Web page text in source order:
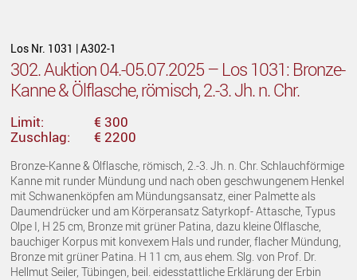
Los Nr. 1031 | A302-1
302. Auktion 04.-05.07.2025 – Los 1031: Bronze-
Kanne & Ölflasche, römisch, 2.-3. Jh. n. Chr.
Limit:
€ 300
Zuschlag:
€ 2200
Bronze-Kanne & Ölflasche, römisch, 2.-3. Jh. n. Chr. Schlauchförmige
Kanne mit runder Mündung und nach oben geschwungenem Henkel
mit Schwanenköpfen am Mündungsansatz, einer Palmette als
Daumendrücker und am Körperansatz Satyrkopf- Attasche, Typus
Olpe I, H 25 cm, Bronze mit grüner Patina, dazu kleine Ölflasche,
bauchiger Korpus mit konvexem Hals und runder, flacher Mündung,
Bronze mit grüner Patina. H 11 cm, aus ehem. Slg. von Prof. Dr.
Hellmut Seiler, Tübingen, beil. eidesstattliche Erklärung der Erbin